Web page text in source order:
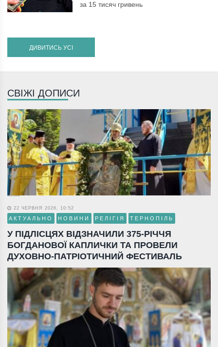
за 15 тисяч гривень
ДИВИТИСЬ УСІ
СВІЖІ ДОПИСИ
22 ЧЕРВНЯ 2026, 10:52
АКТУАЛЬНО НОВИНИ РЕЛІГІЯ ТЕРНОПІЛЬ
У ПІДЛІСЦЯХ ВІДЗНАЧИЛИ 375-РІЧЧЯ
БОГДАНОВОЇ КАПЛИЧКИ ТА ПРОВЕЛИ
ДУХОВНО-ПАТРІОТИЧНИЙ ФЕСТИВАЛЬ